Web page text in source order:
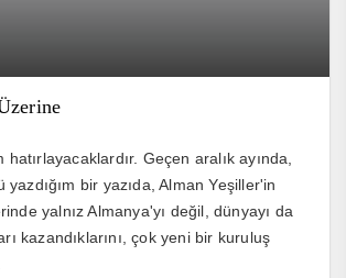
hatırlayacaklardır. Geçen aralık ayında,
bir yazıda, Alman Yeşiller'in
yalnız Almanya'yı değil, dünyayı da
kazandıklarını, çok yeni bir kuruluş